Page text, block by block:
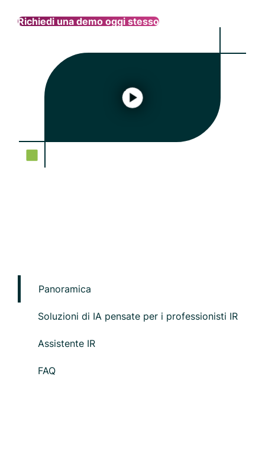
Richiedi una demo oggi stesso
Panoramica
Soluzioni di IA pensate per i professionisti IR
Assistente IR
FAQ